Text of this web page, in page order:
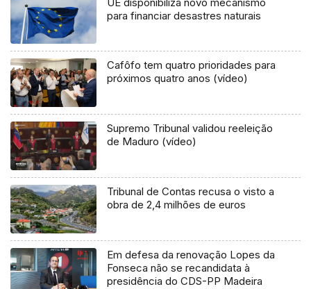
para financiar desastres naturais
Cafôfo tem quatro prioridades para
próximos quatro anos (vídeo)
Supremo Tribunal validou reeleição
de Maduro (vídeo)
Tribunal de Contas recusa o visto a
obra de 2,4 milhões de euros
Em defesa da renovação Lopes da
Fonseca não se recandidata à
presidência do CDS-PP Madeira